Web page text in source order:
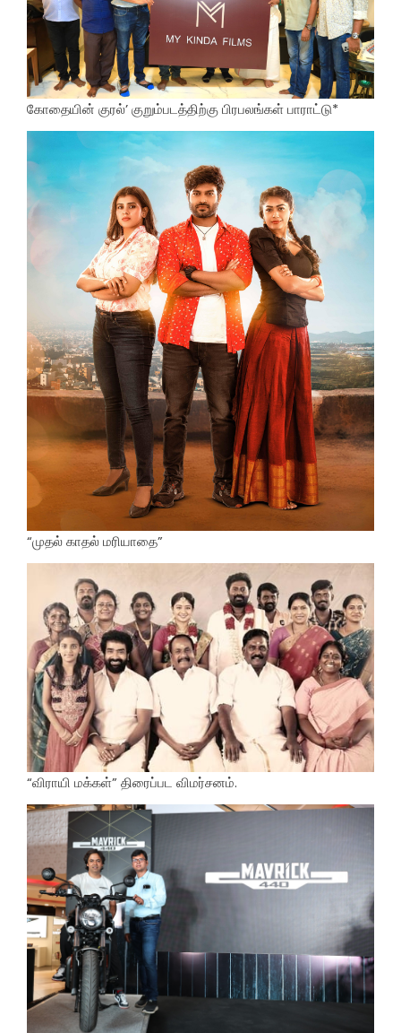
கோதையின் குரல்’ குறும்படத்திற்கு பிரபலங்கள் பாராட்டு*
“முதல் காதல் மரியாதை”
“விராயி மக்கள்” திரைப்பட விமர்சனம்.